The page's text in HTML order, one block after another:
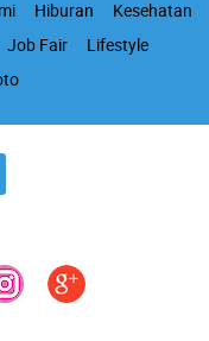
Hiburan
Kesehatan
Job Fair
Lifestyle